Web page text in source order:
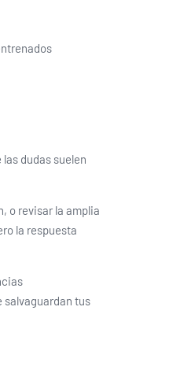
dudas suelen
o revisar la amplia
la respuesta
salvaguardan tus